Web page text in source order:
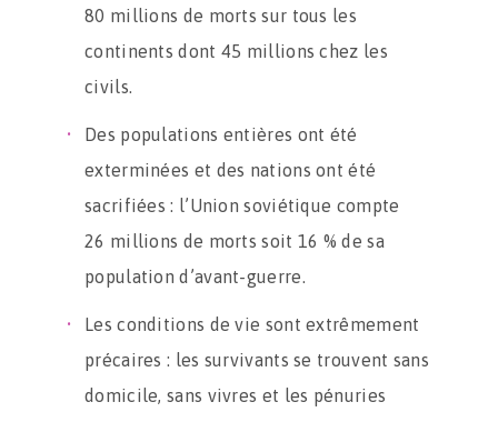
80 millions de morts sur tous les
continents dont 45 millions chez les
civils.
Des populations entières ont été
exterminées et des nations ont été
sacrifiées : l’Union soviétique compte
26 millions de morts soit 16 % de sa
population d’avant-guerre.
Les conditions de vie sont extrêmement
précaires : les survivants se trouvent sans
domicile, sans vivres et les pénuries